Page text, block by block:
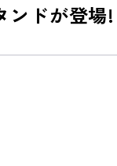
ンドが登場!